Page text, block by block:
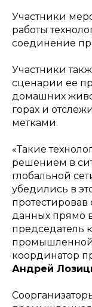
Участники
работы
соединение
Участники
сценарии ее
домашних
горах и
метками.
«Такие
решением в
глобальной
убедились в
данных прямо
председатель
промышленной
координатор
Андрей